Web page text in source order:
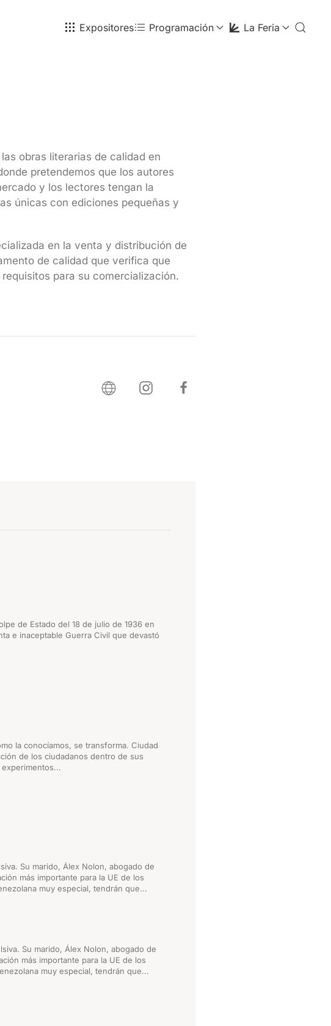
Expositores Programación La Feria
obras literarias de calidad en
pretendemos que los autores
y los lectores tengan la
únicas con ediciones pequeñas y
en la venta y distribución de
de calidad que verifica que
para su comercialización.
de Estado del 18 de julio de 1936 en
e inaceptable Guerra Civil que devastó
la conocíamos, se transforma. Ciudad
de los ciudadanos dentro de sus
Su marido, Álex Nolon, abogado de
más importante para la UE de los
muy especial, tendrán que...
Su marido, Álex Nolon, abogado de
más importante para la UE de los
muy especial, tendrán que...